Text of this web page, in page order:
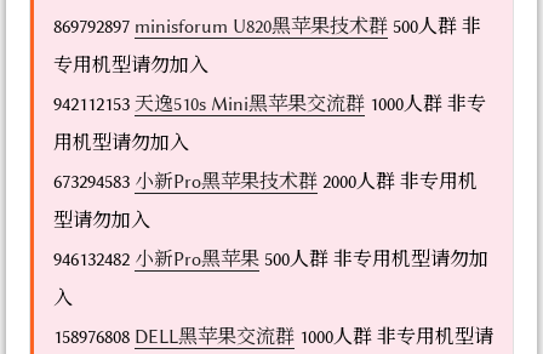
869792897 minisforum U820黑苹果技术群 500人群 非
专用机型请勿加入
942112153 天逸510s Mini黑苹果交流群 1000人群 非专
用机型请勿加入
673294583 小新Pro黑苹果技术群 2000人群 非专用机
型请勿加入
946132482 小新Pro黑苹果 500人群 非专用机型请勿加
入
158976808 DELL黑苹果交流群 1000人群 非专用机型请